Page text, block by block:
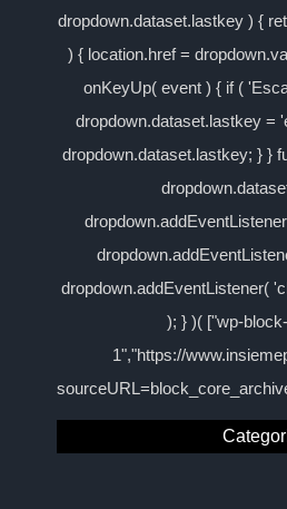
dropdown.dataset.lastkey ) {
) { location.href =
onKeyUp( event ) { if (
dropdown.dataset.lastkey =
dropdown.dataset.lastkey; } }
dropdown.addEventListener(
); } )( ["wp-
1","https://